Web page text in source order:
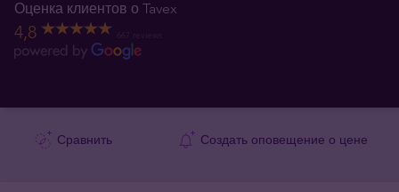
Оценка клиентов о Tavex
4,8
Сравнить Создать оповещение о цене